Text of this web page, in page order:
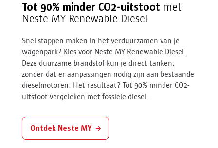
Tot 90% minder CO2-uitstoot met
Neste MY Renewable Diesel
Snel stappen maken in het verduurzamen van je
wagenpark? Kies voor Neste MY Renewable Diesel
Deze duurzame brandstof kun je direct tanken,
zonder dat er aanpassingen nodig zijn aan bestaande
dieselmotoren. Het resultaat? Tot 90% minder CO2-
uitstoot vergeleken met fossiele diesel.
Ontdek Neste MY